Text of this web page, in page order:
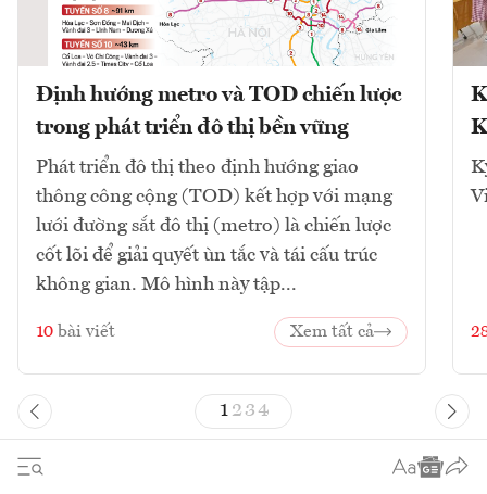
Định hướng metro và TOD chiến lược
trong phát triển đô thị bền vững
Phát triển đô thị theo định hướng giao
thông công cộng (TOD) kết hợp với mạng
lưới đường sắt đô thị (metro) là chiến lược
cốt lõi để giải quyết ùn tắc và tái cấu trúc
không gian. Mô hình này tập...
10 bài viết Xem tất cả
1 23 4